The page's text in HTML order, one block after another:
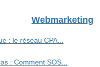
Webmarketing
: le réseau CPA...
: Comment SOS...